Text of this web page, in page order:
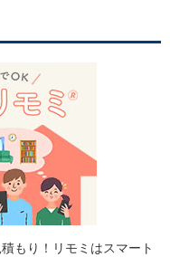
もり！リモミはスマート